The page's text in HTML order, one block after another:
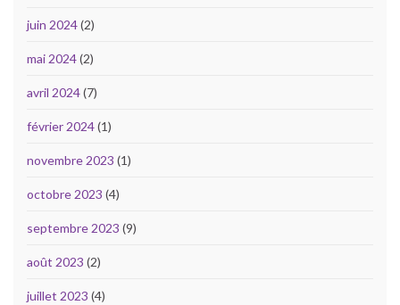
juin 2024(2)
mai 2024(2)
avril 2024(7)
février 2024(1)
novembre 2023 (1)
octobre 2023 (4)
septembre 2023 (9)
août 2023 (2)
juillet 2023 (4)